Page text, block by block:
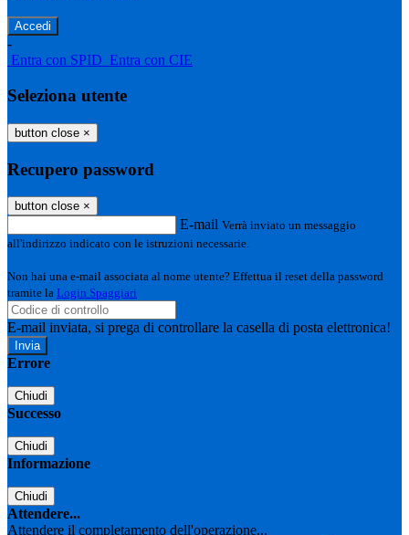
-
Entra con SPID Entra con CIE
Seleziona utente
button close ×
Recupero password
button close ×
E-mail Verrà inviato un messaggio
all'indirizzo indicato con le istruzioni necessarie.
Non hai una e-mail associata al nome utente? Effettua il reset della password
tramite la Login Spaggiari
E-mail inviata, si prega di controllare la casella di posta elettronica!
Errore
Chiudi
Successo
Chiudi
Informazione
Chiudi
Attendere...
Attendere il completamento dell'operazione...